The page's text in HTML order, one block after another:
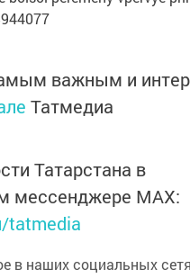
важным и
Татмедиа
Татарстана в
мессенджере MАХ:
tatmedia
в наших социальных